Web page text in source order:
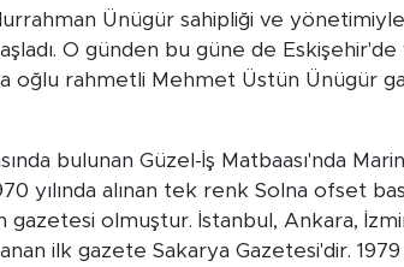
Ünügür sahipliği ve
O günden bu güne de
oğlu rahmetli Mehmet Üstün Ünügür
bulunan Güzel-İş Matbaası'nda
yılında alınan tek renk Solna ofset
gazetesi olmuştur. İstanbul, Ankara,
ilk gazete Sakarya Gazetesi'dir. 1979